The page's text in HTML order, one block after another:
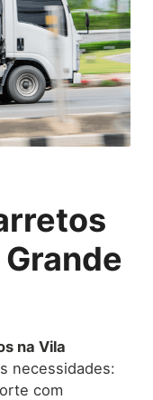
na Vila
necessidades:
com